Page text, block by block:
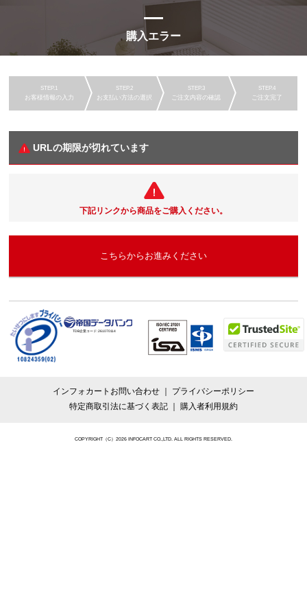
購入エラー
お客様情報の入力 お支払い方法の選択 ご注文内容の確認 ご注文完了
URLの期限が切れています
下記リンクから商品をご購入ください。
こちらからお進みください
TDB企業コード:261070114
インフォカートお問い合わせ
プライバシーポリシー
特定商取引法に基づく表記
購入者利用規約
COPYRIGHT（C）2026 INFOCART CO.,LTD. ALL RIGHTS RESERVED.